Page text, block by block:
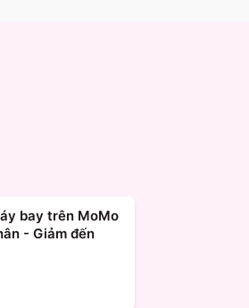
bay trên MoMo
- Giảm đến